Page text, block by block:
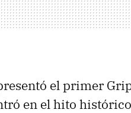
el primer
en el hito